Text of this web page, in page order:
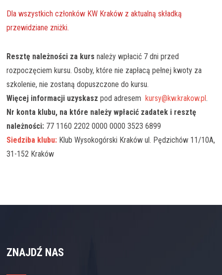
Dla wszystkich członków KW Kraków z aktualną składką
przewidziane zniżki.
Resztę należności za kursnależy wpłacić 7 dni przed
rozpoczęciem kursu. Osoby, które nie zapłacą pełnej kwoty za
szkolenie, nie zostaną dopuszczone do kursu.
Więcej informacji uzyskaszpod adresemkursy@kw.krakow.pl.
Nr konta klubu, na które należy wpłacić zadatek i resztę
należności: 77 1160 2202 0000 0000 3523 6899
Siedziba klubu: Klub Wysokogórski Kraków ul. Pędzichów 11/10A,
31-152 Kraków
ZNAJDŹ NAS